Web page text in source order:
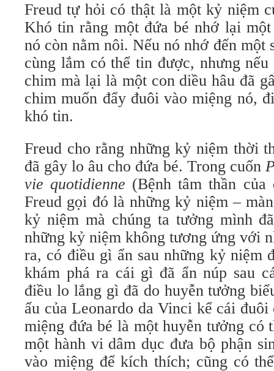
Freud tự hỏi có thật là một kỷ niệm
Khó tin rằng một đứa bé nhớ lại
nó còn nằm nôi. Nếu nó nhớ đến một
cùng lắm có thể tin được, nhưng
chim mà lại là một con diều hâu đã
chim muốn đẩy đuôi vào miệng nó,
khó tin.
Freud cho rằng những kỷ niệm thời
đã gây lo âu cho đứa bé. Trong cuốn
vie quotidienne (Bệnh tâm thần của
Freud gọi đó là những kỷ niệm –
kỷ niệm mà chúng ta tưởng mình
những kỷ niệm không tương ứng với
ra, có điều gì ẩn sau những kỷ niệm
khám phá ra cái gì đã ẩn núp sau
điều lo lắng gì đã do huyễn tưởng
ấu của Leonardo da Vinci kể cái đuôi
miệng đứa bé là một huyễn tưởng có
một hành vi dâm dục đưa bộ phận
vào miệng để kích thích; cũng có